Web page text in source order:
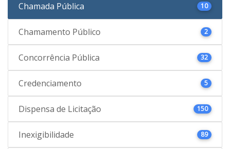
Chamada Pública 10
Chamamento Público 2
Concorrência Pública 32
Credenciamento 5
Dispensa de Licitação 150
Inexigibilidade 89